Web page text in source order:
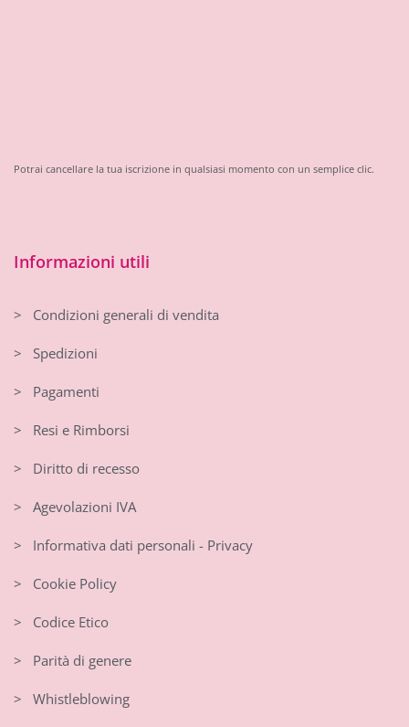
Potrai cancellare la tua iscrizione in qualsiasi momento con un semplice clic.
Informazioni utili
> Condizioni generali di vendita
> Spedizioni
> Pagamenti
> Resi e Rimborsi
> Diritto di recesso
> Agevolazioni IVA
> Informativa dati personali - Privacy
> Cookie Policy
> Codice Etico
> Parità di genere
> Whistleblowing